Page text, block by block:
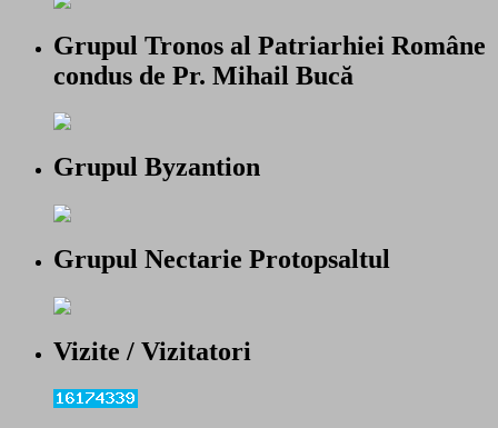
Grupul Tronos al Patriarhiei Române
condus de Pr. Mihail Bucă
Grupul Byzantion
Grupul Nectarie Protopsaltul
Vizite / Vizitatori